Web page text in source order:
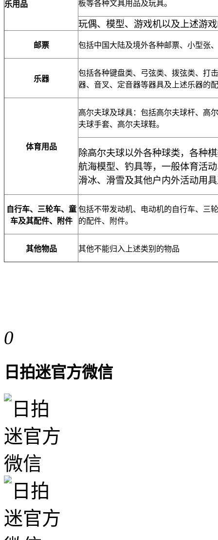
乐用品
板等各种文具用品及玩具。
玩偶、模型、游戏机以及上述游
邮票 包括中国大陆及境外各种邮票、小型张
乐器
包括各种键盘类、弓弦类、拨弦类、打
器、音叉、定音器等器具及上述乐器的
体育用品
高尔夫球及球具：包括高尔夫球杆、高
夫球手套、高尔夫球鞋。
除高尔夫球以外各种球类，各种
航海模型、钓具等，一般体育活
滑冰、滑雪及其他户内外活动用
自行车、三轮车、童
车及其配件、附件
包括不带发动机、电动机的自行车、三
的配件、附件。
其他物品 其他不能归入上述类别的物品
0
日拍迷官方微信